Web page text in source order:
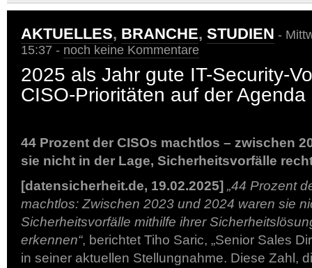
AKTUELLES, BRANCHE, STUDIEN -
15:37 - noch keine Kommentare
2025 als Jahr gute IT-Security-
CISO-Prioritäten auf der Agenda
44 Prozent der CISOs machtlos – zwischen
sie nicht in der Lage, Sicherheitsvorfälle
[datensicherheit.de, 19.02.2025] „44 Prozent
machtlos: Zwischen 2023 und 2024 waren sie
Sicherheitsvorfälle mithilfe ihrer
erkennen“, berichtet Tiho Saric, „Senior Sales
in seiner aktuellen Stellungnahme. Diese Zahl,